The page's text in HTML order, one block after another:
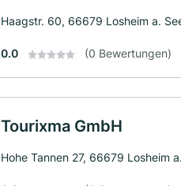
Haagstr. 60, 66679 Losheim a.
0.0 (0 Bewertungen)
Tourixma GmbH
Hohe Tannen 27, 66679 Losheim